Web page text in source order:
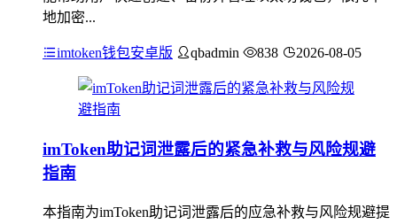
地加密...
imtoken钱包安卓版 qbadmin 838 2026-08-05
imToken助记词泄露后的紧急补救与风险规避
指南
本指南为imToken助记词泄露后的应急补救与风险规避提